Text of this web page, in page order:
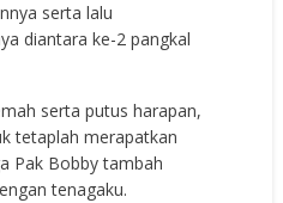
serta lalu
diantara ke-2 pangkal
serta putus harapan,
tetaplah merapatkan
Pak Bobby tambah
tenagaku.